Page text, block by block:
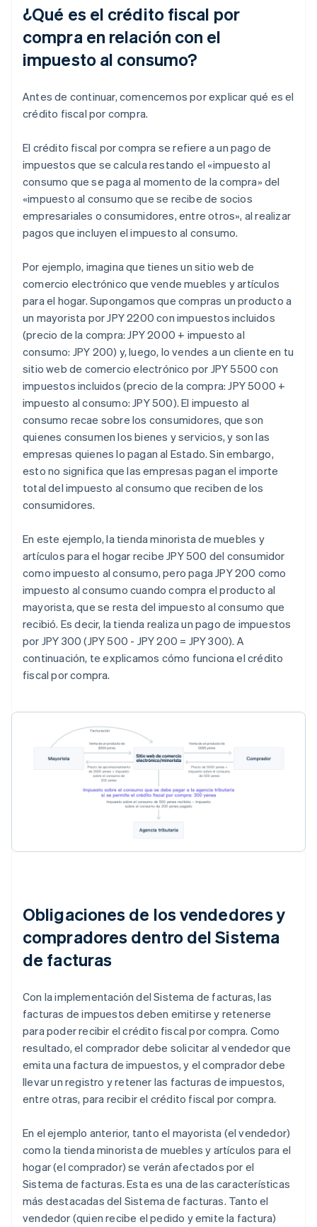
¿Qué es el crédito fiscal por
compra en relación con el
impuesto al consumo?
Antes de continuar, comencemos por explicar qué es el
crédito fiscal por compra.
El crédito fiscal por compra se refiere a un pago de
impuestos que se calcula restando el «impuesto al
consumo que se paga al momento de la compra» del
«impuesto al consumo que se recibe de socios
empresariales o consumidores, entre otros», al realizar
pagos que incluyen el impuesto al consumo.
Por ejemplo, imagina que tienes un sitio web de
comercio electrónico que vende muebles y artículos
para el hogar. Supongamos que compras un producto a
un mayorista por JPY 2200 con impuestos incluidos
(precio de la compra: JPY 2000 + impuesto al
consumo: JPY 200) y, luego, lo vendes a un cliente en tu
sitio web de comercio electrónico por JPY 5500 con
impuestos incluidos (precio de la compra: JPY 5000 +
impuesto al consumo: JPY 500). El impuesto al
consumo recae sobre los consumidores, que son
quienes consumen los bienes y servicios, y son las
empresas quienes lo pagan al Estado. Sin embargo,
esto no significa que las empresas pagan el importe
total del impuesto al consumo que reciben de los
consumidores.
En este ejemplo, la tienda minorista de muebles y
artículos para el hogar recibe JPY 500 del consumidor
como impuesto al consumo, pero paga JPY 200 como
impuesto al consumo cuando compra el producto al
mayorista, que se resta del impuesto al consumo que
recibió. Es decir, la tienda realiza un pago de impuestos
por JPY 300 (JPY 500 - JPY 200 = JPY 300). A
continuación, te explicamos cómo funciona el crédito
fiscal por compra.
Obligaciones de los vendedores y
compradores dentro del Sistema
de facturas
Con la implementación del Sistema de facturas, las
facturas de impuestos deben emitirse y retenerse
para poder recibir el crédito fiscal por compra. Como
resultado, el comprador debe solicitar al vendedor que
emita una factura de impuestos, y el comprador debe
llevar un registro y retener las facturas de impuestos,
entre otras, para recibir el crédito fiscal por compra.
En el ejemplo anterior, tanto el mayorista (el vendedor)
como la tienda minorista de muebles y artículos para el
hogar (el comprador) se verán afectados por el
Sistema de facturas. Esta es una de las características
más destacadas del Sistema de facturas. Tanto el
vendedor (quien recibe el pedido y emite la factura)